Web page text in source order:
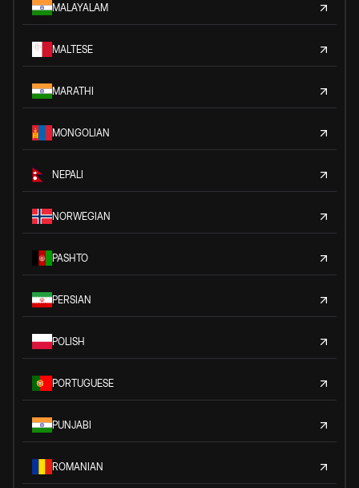
MALAYALAM
MALTESE
MARATHI
MONGOLIAN
NEPALI
NORWEGIAN
PASHTO
PERSIAN
POLISH
PORTUGUESE
PUNJABI
ROMANIAN